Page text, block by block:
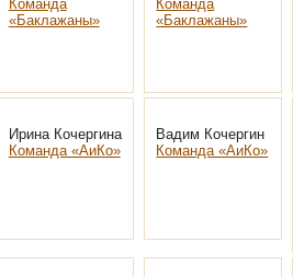
Команда
«Баклажаны»
Команда
«Баклажаны»
Ирина Кочергина
Команда «АиКо»
Вадим Кочергин
Команда «АиКо»